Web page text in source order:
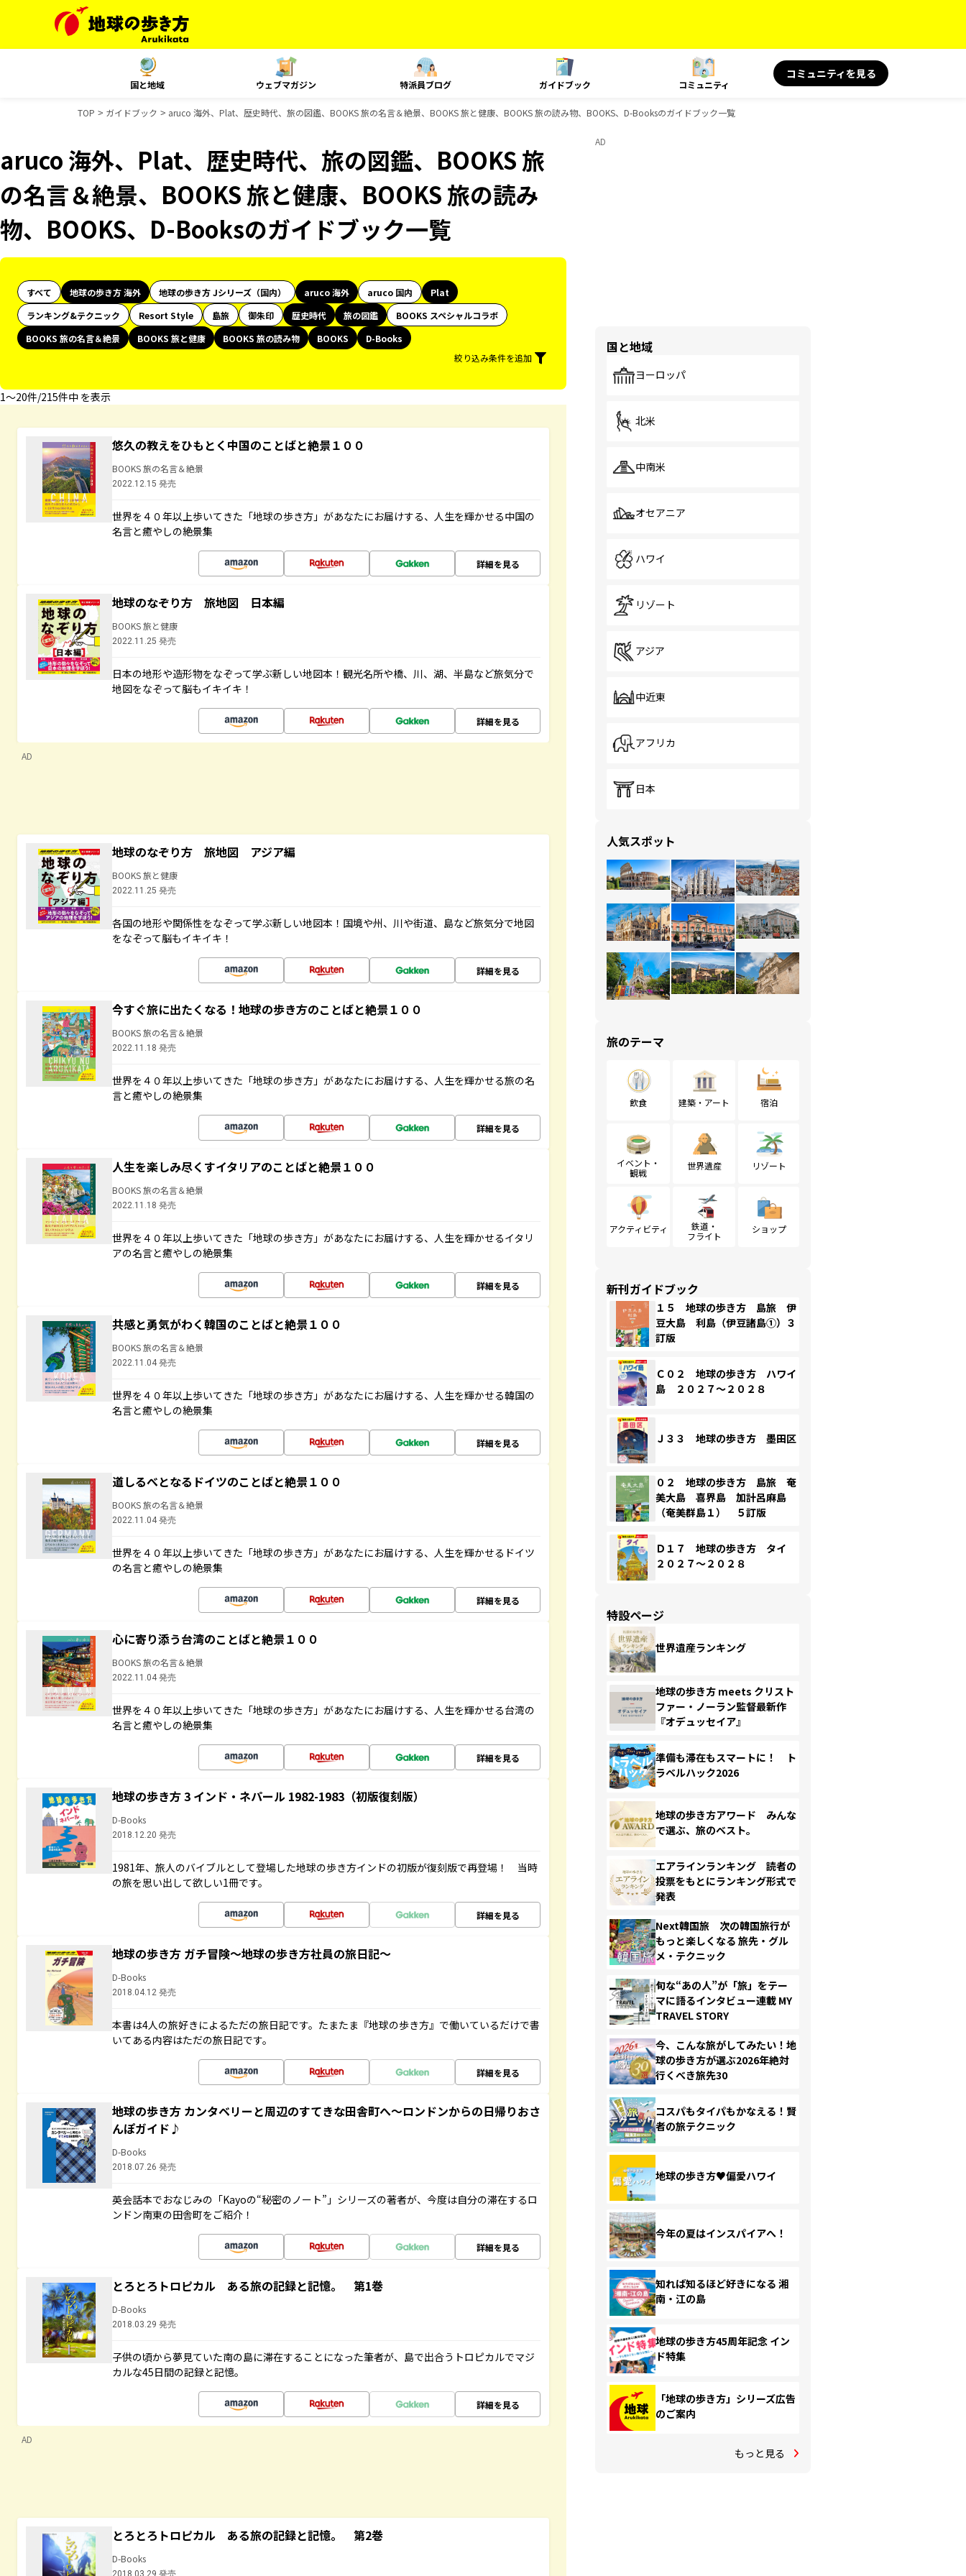
国と地域 ウェブマガジン 特派員ブログ ガイドブック コミュニティ
コミュニティを見る
TOP ガイドブック aruco 海外、Plat、歴史時代、旅の図鑑、BOOKS 旅の名言＆絶景、BOOKS 旅と健康、BOOKS 旅の読み物、BOOKS、D-Booksのガイドブック一覧
aruco 海外、Plat、歴史時代、旅の図鑑、BOOKS 旅
の名言＆絶景、BOOKS 旅と健康、BOOKS 旅の読み
物、BOOKS、D-Booksのガイドブック一覧
すべて 地球の歩き方 海外 地球の歩き方 Jシリーズ（国内） aruco 海外 aruco 国内
Plat
ランキング&テクニック
Resort Style 島旅 御朱印 歴史時代 旅の図鑑
BOOKS スペシャルコラボ
BOOKS 旅の名言＆絶景
BOOKS 旅と健康 BOOKS 旅の読み物 BOOKS
D-Books
絞り込み条件を追加
1〜20件/215件中 を表示
悠久の教えをひもとく中国のことばと絶景１００
BOOKS 旅の名言＆絶景
2022.12.15 発売
世界を４０年以上歩いてきた「地球の歩き方」があなたにお届けする、人生を輝かせる中国の
名言と癒やしの絶景集
詳細を見る
地球のなぞり方 旅地図 日本編
BOOKS 旅と健康
2022.11.25 発売
日本の地形や造形物をなぞって学ぶ新しい地図本！観光名所や橋、川、湖、半島など旅気分で
地図をなぞって脳もイキイキ！
詳細を見る
AD
地球のなぞり方 旅地図 アジア編
BOOKS 旅と健康
2022.11.25 発売
各国の地形や関係性をなぞって学ぶ新しい地図本！国境や州、川や街道、島など旅気分で地図
をなぞって脳もイキイキ！
詳細を見る
今すぐ旅に出たくなる！地球の歩き方のことばと絶景１００
BOOKS 旅の名言＆絶景
2022.11.18 発売
世界を４０年以上歩いてきた「地球の歩き方」があなたにお届けする、人生を輝かせる旅の名
言と癒やしの絶景集
詳細を見る
人生を楽しみ尽くすイタリアのことばと絶景１００
BOOKS 旅の名言＆絶景
2022.11.18 発売
世界を４０年以上歩いてきた「地球の歩き方」があなたにお届けする、人生を輝かせるイタリ
アの名言と癒やしの絶景集
詳細を見る
共感と勇気がわく韓国のことばと絶景１００
BOOKS 旅の名言＆絶景
2022.11.04 発売
世界を４０年以上歩いてきた「地球の歩き方」があなたにお届けする、人生を輝かせる韓国の
名言と癒やしの絶景集
詳細を見る
道しるべとなるドイツのことばと絶景１００
BOOKS 旅の名言＆絶景
2022.11.04 発売
世界を４０年以上歩いてきた「地球の歩き方」があなたにお届けする、人生を輝かせるドイツ
の名言と癒やしの絶景集
詳細を見る
心に寄り添う台湾のことばと絶景１００
BOOKS 旅の名言＆絶景
2022.11.04 発売
世界を４０年以上歩いてきた「地球の歩き方」があなたにお届けする、人生を輝かせる台湾の
名言と癒やしの絶景集
詳細を見る
地球の歩き方 3 インド・ネパール 1982-1983（初版復刻版）
D-Books
2018.12.20 発売
1981年、旅人のバイブルとして登場した地球の歩き方インドの初版が復刻版で再登場！ 当時
の旅を思い出して欲しい1冊です。
詳細を見る
地球の歩き方 ガチ冒険～地球の歩き方社員の旅日記～
D-Books
2018.04.12 発売
本書は4人の旅好きによるただの旅日記です。たまたま『地球の歩き方』で働いているだけで書
いてある内容はただの旅日記です。
詳細を見る
地球の歩き方 カンタベリーと周辺のすてきな田舎町へ～ロンドンからの日帰りおさ
んぽガイド♪
D-Books
2018.07.26 発売
英会話本でおなじみの「Kayoの“秘密のノート”」シリーズの著者が、今度は自分の滞在するロ
ンドン南東の田舎町をご紹介！
詳細を見る
とろとろトロピカル ある旅の記録と記憶。 第1巻
D-Books
2018.03.29 発売
子供の頃から夢見ていた南の島に滞在することになった筆者が、島で出合うトロピカルでマジ
カルな45日間の記録と記憶。
詳細を見る
AD
とろとろトロピカル ある旅の記録と記憶。 第2巻
D-Books
2018.03.29 発売
AD
国と地域
ヨーロッパ
北米
中南米
オセアニア
ハワイ
リゾート
アジア
中近東
アフリカ
日本
人気スポット
旅のテーマ
飲食 建築・アート 宿泊
イベント・
観戦
世界遺産 リゾート
アクティビティ
鉄道・
フライト
ショップ
新刊ガイドブック
１５ 地球の歩き方 島旅 伊
豆大島 利島（伊豆諸島①）３
訂版
Ｃ０２ 地球の歩き方 ハワイ
島 ２０２７～２０２８
Ｊ３３ 地球の歩き方 墨田区
０２ 地球の歩き方 島旅 奄
美大島 喜界島 加計呂麻島
（奄美群島１） ５訂版
Ｄ１７ 地球の歩き方 タイ
２０２７～２０２８
特設ページ
世界遺産ランキング
地球の歩き方 meets クリスト
ファー・ノーラン監督最新作
『オデュッセイア』
準備も滞在もスマートに！ ト
ラベルハック2026
地球の歩き方アワード みんな
で選ぶ、旅のベスト。
エアラインランキング 読者の
投票をもとにランキング形式で
発表
Next韓国旅 次の韓国旅行が
もっと楽しくなる 旅先・グル
メ・テクニック
旬な“あの人”が「旅」をテー
マに語るインタビュー連載 MY
TRAVEL STORY
今、こんな旅がしてみたい！地
球の歩き方が選ぶ2026年絶対
行くべき旅先30
コスパもタイパもかなえる！賢
者の旅テクニック
地球の歩き方♥偏愛ハワイ
今年の夏はインスパイアへ！
知れば知るほど好きになる 湘
南・江の島
地球の歩き方45周年記念 イン
ド特集
「地球の歩き方」シリーズ広告
のご案内
もっと見る